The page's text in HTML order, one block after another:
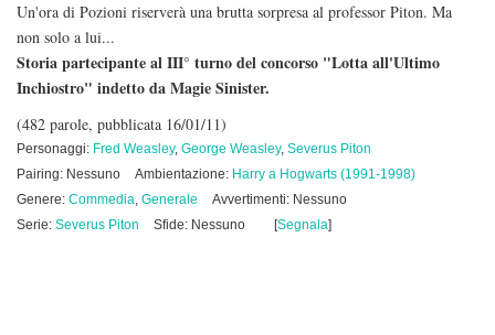
Un'ora di Pozioni riserverà una brutta sorpresa al professor Piton. Ma
non solo a lui...
Storia partecipante al III° turno del concorso "Lotta all'Ultimo
Inchiostro" indetto da Magie Sinister.
(482 parole, pubblicata 16/01/11)
Personaggi: Fred Weasley, George Weasley, Severus Piton
Pairing: Nessuno
Ambientazione: Harry a Hogwarts (1991-1998)
Genere: Commedia, Generale
Avvertimenti: Nessuno
Serie: Severus Piton Sfide: Nessuno [Segnala]